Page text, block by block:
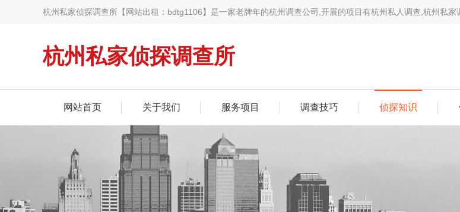
杭州私家侦探调查所【网站出租：bdtg1106】是一家老牌年的杭州调查公司,开展的项目有杭州私人调查,杭州私
杭州私家侦探调查所
网站首页 关于我们 服务项目 调查技巧 侦探知识